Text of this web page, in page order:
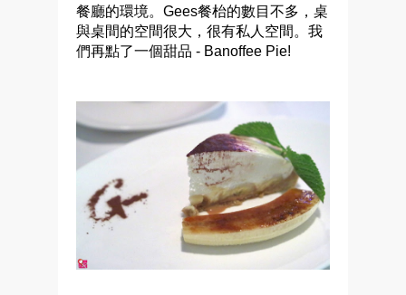
餐廳的環境。Gees餐枱的數目不多，桌
與桌間的空間很大，很有私人空間。我
們再點了一個甜品 - Banoffee Pie!